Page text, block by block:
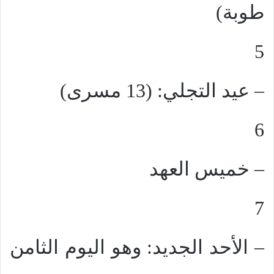
طوبة)
5
– عيد التجلي: (13 مسرى)
6
– خميس العهد
7
– الأحد الجديد: وهو اليوم الثامن